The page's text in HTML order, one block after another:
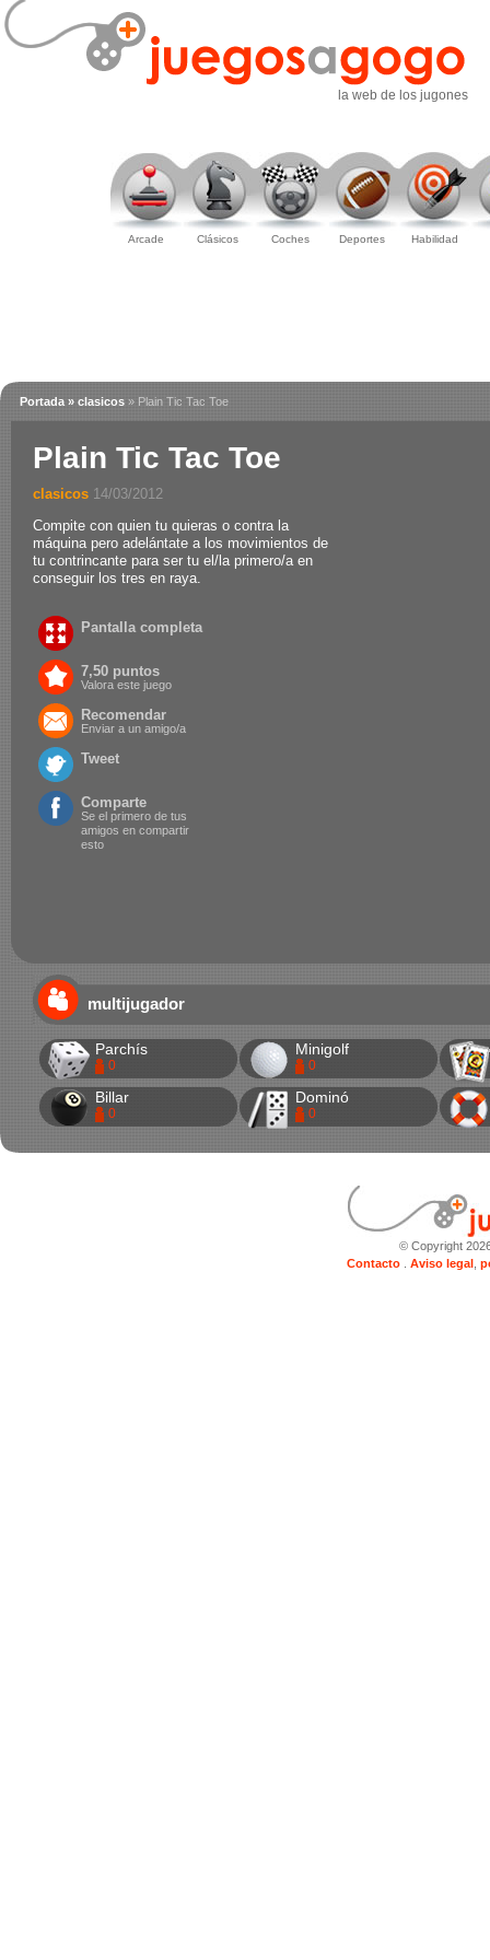
la web de los jugones
Arcade Clásicos Coches Deportes Habilidad
Portada » clasicos » Plain Tic Tac Toe
Plain Tic Tac Toe
clasicos 14/03/2012
Compite con quien tu quieras o contra la
máquina pero adelántate a los movimientos de
tu contrincante para ser tu el/la primero/a en
conseguir los tres en raya.
Pantalla completa
7,50 puntos
Valora este juego
Recomendar
Enviar a un amigo/a
Tweet
Comparte
Se el primero de tus
amigos en compartir
esto
multijugador
Parchís
0
Billar
0
Minigolf
0
Dominó
0
© Copyright
Contacto
Aviso legal